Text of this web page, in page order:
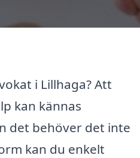
i Lillhaga? Att
kan kännas
det behöver det inte
kan du enkelt